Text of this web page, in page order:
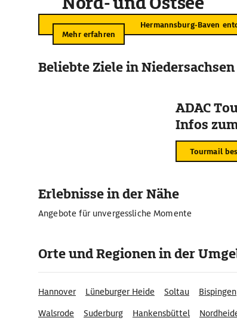
Hermannsburg-Baven
Mehr erfahren
Beliebte Ziele in Niedersachsen
ADAC
Infos
Tourmail
Erlebnisse in der Nähe
Angebote für unvergessliche Momente
Orte und Regionen in der
Hannover Lüneburger Heide Soltau Bispingen
Walsrode
Suderburg Hankensbüttel